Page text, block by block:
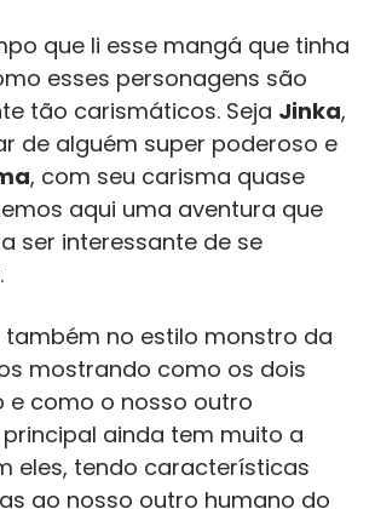
que li esse mangá que tinha
esses personagens são
tão carismáticos. Seja Jinka,
de alguém super poderoso e
, com seu carisma quase
aqui uma aventura que
ser interessante de se
no estilo monstro da
mostrando como os dois
e como o nosso outro
ainda tem muito a
eles, tendo características
ao nosso outro humano do